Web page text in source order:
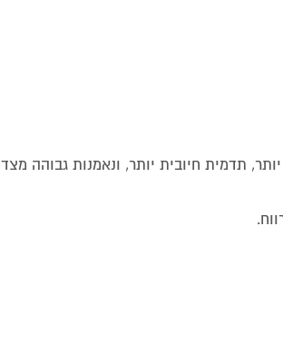
תדמית חיובית יותר, ונאמנות גבוהה מצד